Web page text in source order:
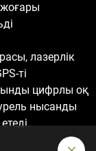
жоғары
лазерлік
ті
цифрлы оқ
нысанды